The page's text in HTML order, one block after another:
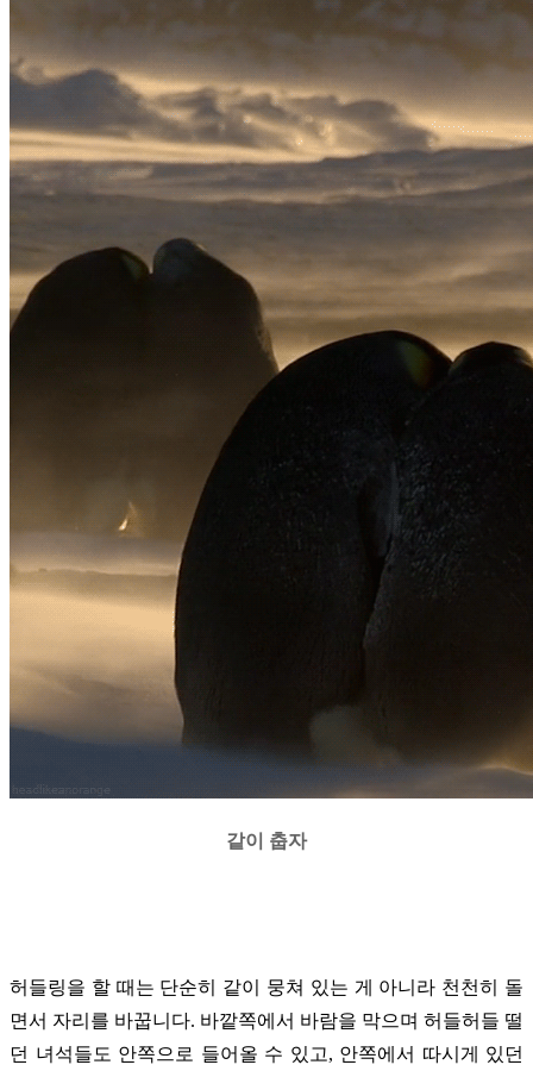
같이 춥자
허들링을 할 때는 단순히 같이 뭉쳐 있는 게 아니라 천천히 돌
면서 자리를 바꿉니다. 바깥쪽에서 바람을 막으며 허들허들 떨
던 녀석들도 안쪽으로 들어올 수 있고, 안쪽에서 따시게 있던